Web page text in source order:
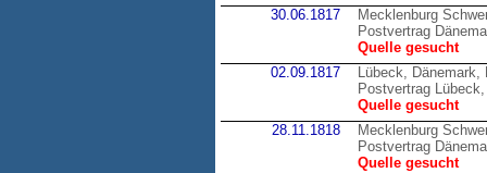
30.06.1817
Mecklenburg
Postvertrag
Quelle gesucht
02.09.1817
Lübeck, Dänemark,
Postvertrag
Quelle gesucht
28.11.1818
Mecklenburg
Postvertrag
Quelle gesucht